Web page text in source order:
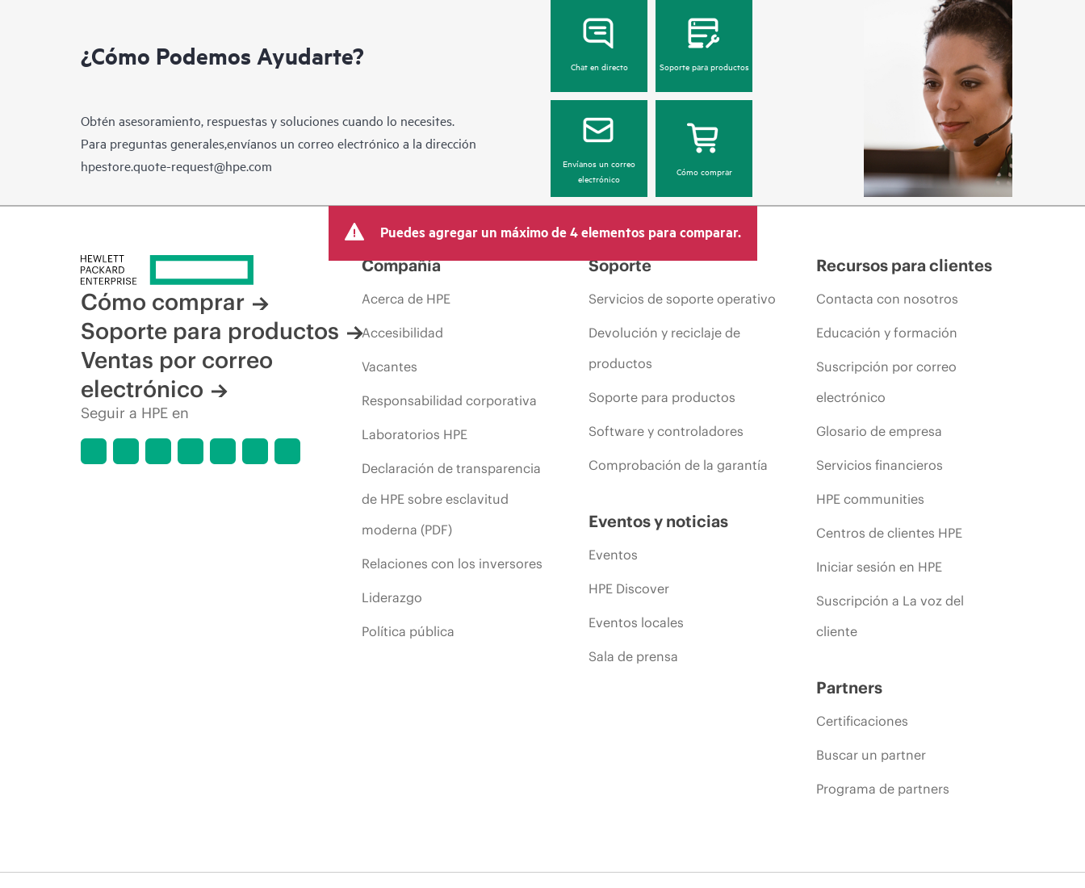
¿Cómo Podemos Ayudarte?
Obtén asesoramiento, respuestas y soluciones cuando lo necesites.
Para preguntas generales,envíanos un correo electrónico a la dirección
hpestore.quote-request@hpe.com
Chat en directo Soporte para productos
Envíanos un correo
electrónico
Cómo comprar
Puedes agregar un máximo de 4 elementos para comparar.
Cómo comprar
Soporte para productos
Ventas por correo
electrónico
Seguir a HPE en
Compañía
Acerca de HPE
Accesibilidad
Vacantes
Responsabilidad corporativa
Laboratorios HPE
Declaración de transparencia
de HPE sobre esclavitud
moderna (PDF)
Relaciones con los inversores
Liderazgo
Política pública
Soporte
Servicios de soporte operativo
Devolución y reciclaje de
productos
Soporte para productos
Software y controladores
Comprobación de la garantía
Eventos y noticias
Eventos
HPE Discover
Eventos locales
Sala de prensa
Recursos para clientes
Contacta con nosotros
Educación y formación
Suscripción por correo
electrónico
Glosario de empresa
Servicios financieros
HPE communities
Centros de clientes HPE
Iniciar sesión en HPE
Suscripción a La voz del
cliente
Partners
Certificaciones
Buscar un partner
Programa de partners